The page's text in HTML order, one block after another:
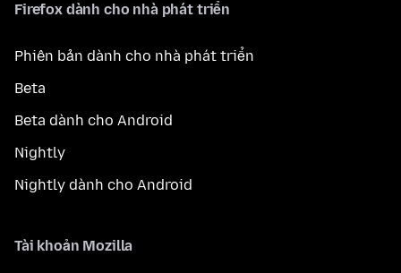
Firefox dành cho nhà phát triển
Phiên bản dành cho nhà phát triển
Beta
Beta dành cho Android
Nightly
Nightly dành cho Android
Tài khoản Mozilla